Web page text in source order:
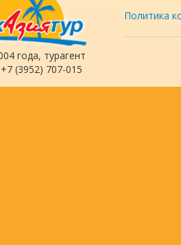
года, турагент
(3952) 707-015
Политика